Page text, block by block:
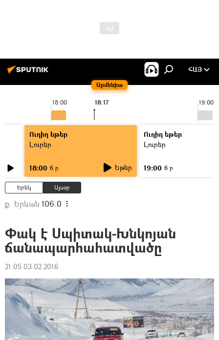
Արմենիա
ՀԱՅ
18:00 19:00
18:17
Ուղիղ եթեր
Լուրեր
18:00 6 ր Եթեր
Ուղիղ եթեր
Լուրեր
19:00 6 ր
Երեկ Այսօր
ք. Երևան 106.0
Փակ է Սպիտակ-Խնկոյան
ճանապարհահատվածը
21:05 03.02.2016